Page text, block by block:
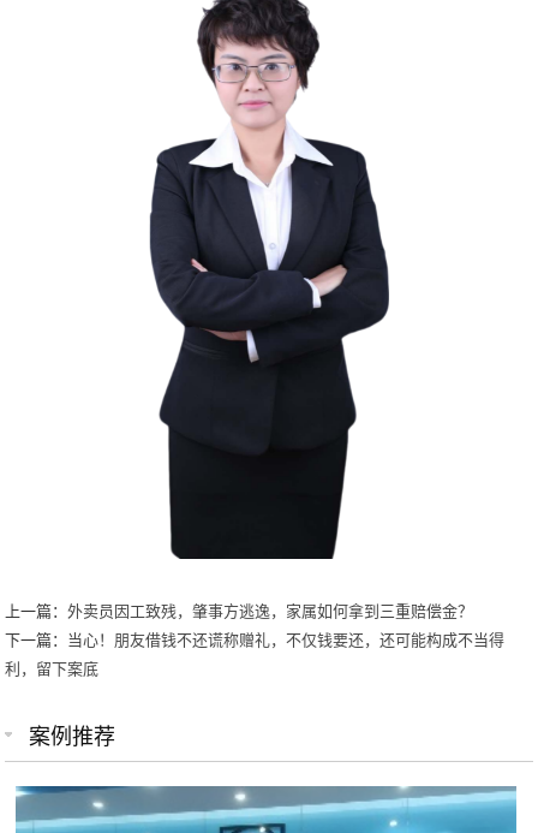
上一篇：外卖员因工致残，肇事方逃逸，家属如何拿到三重赔偿金？
下一篇： 当心！朋友借钱不还谎称赠礼，不仅钱要还，还可能构成不当得
利，留下案底
案例推荐